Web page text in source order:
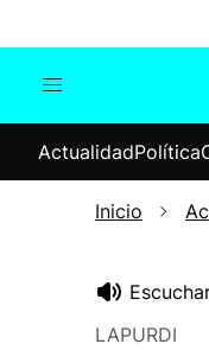
Internacional
ActualidadPolítica
Inicio
LAPURDI